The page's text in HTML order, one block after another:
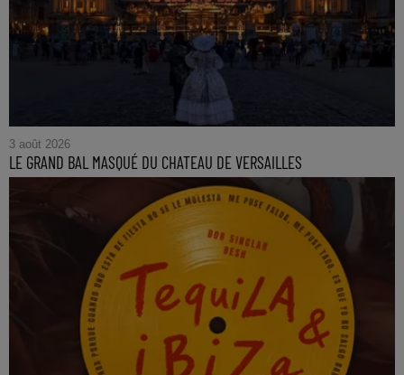
3 août 2026
LE GRAND BAL MASQUÉ DU CHATEAU DE VERSAILLES